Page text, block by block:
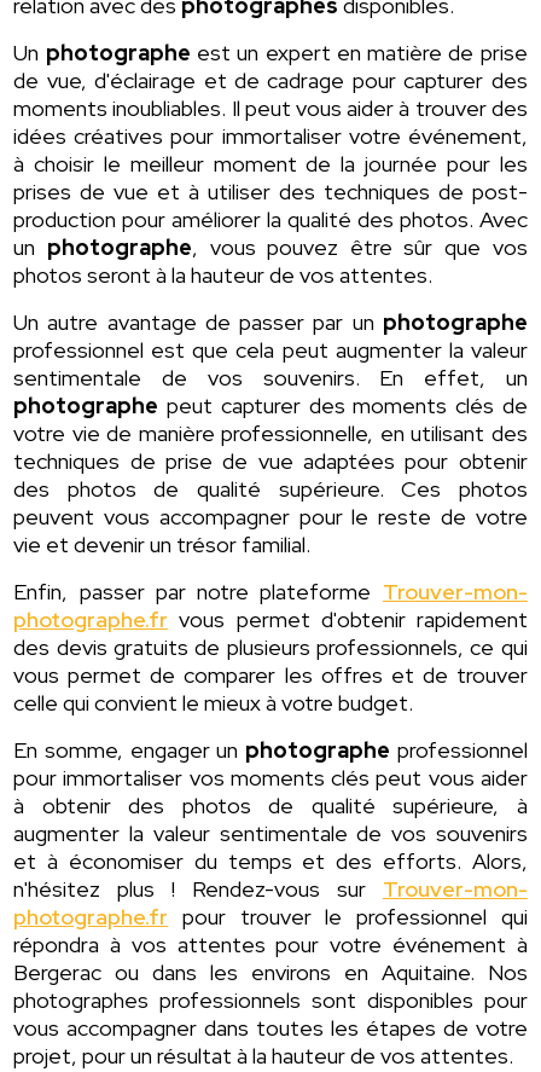
relation avec des photographes disponibles.
Un photographe est un expert en matière de prise
de vue, d'éclairage et de cadrage pour capturer des
moments inoubliables. Il peut vous aider à trouver des
idées créatives pour immortaliser votre événement,
à choisir le meilleur moment de la journée pour les
prises de vue et à utiliser des techniques de post-
production pour améliorer la qualité des photos. Avec
un photographe, vous pouvez être sûr que vos
photos seront à la hauteur de vos attentes.
Un autre avantage de passer par un photographe
professionnel est que cela peut augmenter la valeur
sentimentale de vos souvenirs. En effet, un
photographe peut capturer des moments clés de
votre vie de manière professionnelle, en utilisant des
techniques de prise de vue adaptées pour obtenir
des photos de qualité supérieure. Ces photos
peuvent vous accompagner pour le reste de votre
vie et devenir un trésor familial.
Enfin, passer par notre plateforme Trouver-mon-
photographe.fr vous permet d'obtenir rapidement
des devis gratuits de plusieurs professionnels, ce qui
vous permet de comparer les offres et de trouver
celle qui convient le mieux à votre budget.
En somme, engager un photographe professionnel
pour immortaliser vos moments clés peut vous aider
à obtenir des photos de qualité supérieure, à
augmenter la valeur sentimentale de vos souvenirs
et à économiser du temps et des efforts. Alors,
n'hésitez plus ! Rendez-vous sur Trouver-mon-
photographe.fr pour trouver le professionnel qui
répondra à vos attentes pour votre événement à
Bergerac ou dans les environs en Aquitaine. Nos
photographes professionnels sont disponibles pour
vous accompagner dans toutes les étapes de votre
projet, pour un résultat à la hauteur de vos attentes.